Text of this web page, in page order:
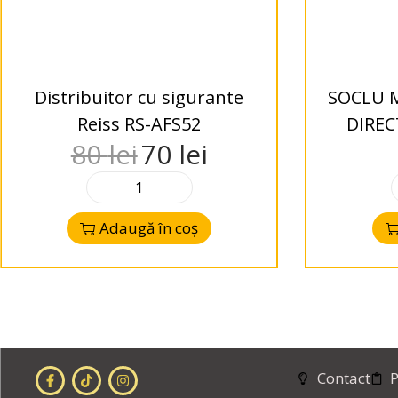
Distribuitor cu sigurante
Reiss RS-AFS52
80lei70 lei
Adaugă în coș
SOCLU
Contact